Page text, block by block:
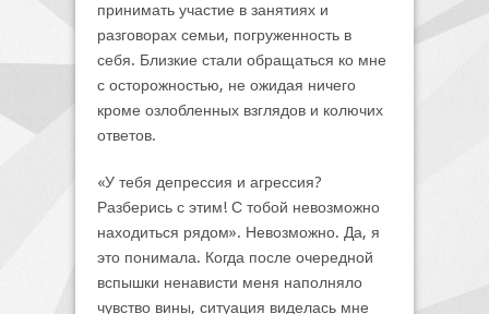
принимать участие в занятиях и
разговорах семьи, погруженность в
себя. Близкие стали обращаться ко мне
с осторожностью, не ожидая ничего
кроме озлобленных взглядов и колючих
ответов.
«У тебя депрессия и агрессия?
Разберись с этим! С тобой невозможно
находиться рядом». Невозможно. Да, я
это понимала. Когда после очередной
вспышки ненависти меня наполняло
чувство вины, ситуация виделась мне